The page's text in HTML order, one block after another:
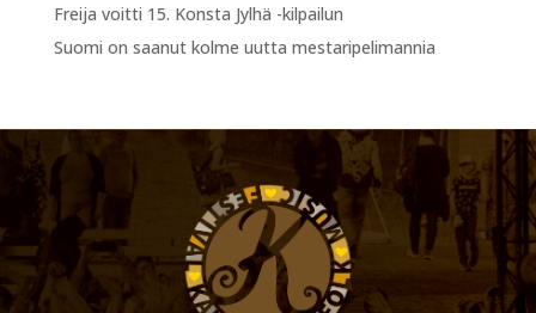
Freija voitti 15. Konsta Jylhä -kilpailun
Suomi on saanut kolme uutta mestaripelimannia